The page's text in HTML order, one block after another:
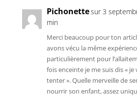
Pichonettesur 3
min
Merci beaucoup pour ton
avons vécu la même
particulièrement pour
fois enceinte je me suis dis «
tenter ». Quelle merveille de
nourrir son enfant, assez